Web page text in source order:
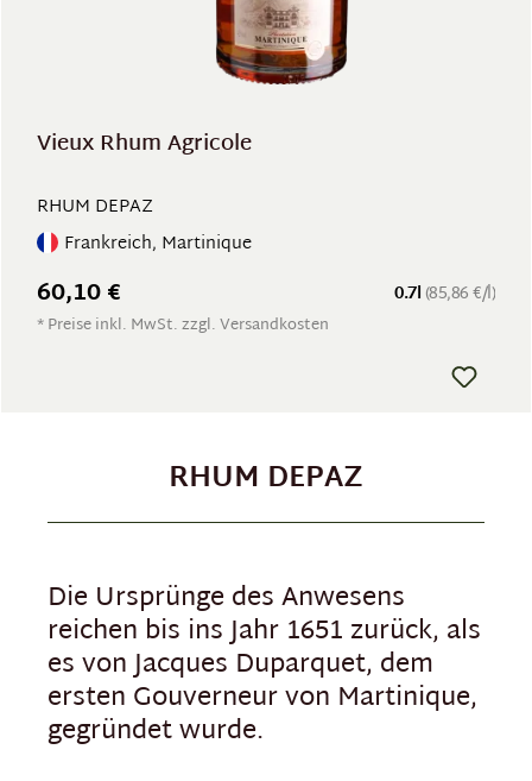
Vieux Rhum Agricole
RHUM DEPAZ
Frankreich, Martinique
0.7l (85,86 €/l)
60,10 €
* Preise inkl. MwSt. zzgl. Versandkosten
RHUM DEPAZ
Die Ursprünge des Anwesens
reichen bis ins Jahr 1651 zurück, als
es von Jacques Duparquet, dem
ersten Gouverneur von Martinique,
gegründet wurde.